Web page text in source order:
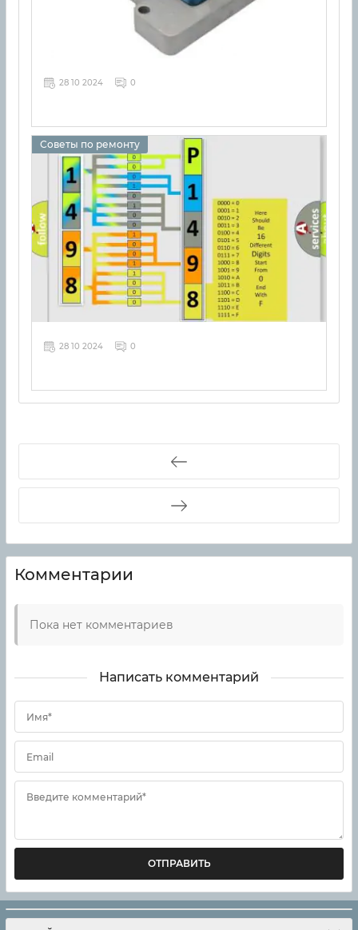
28 10 2024 0
Советы по ремонту
28 10 2024 0
Комментарии
Пока нет комментариев
Написать комментарий
Имя*
Email
Введите комментарий*
ОТПРАВИТЬ